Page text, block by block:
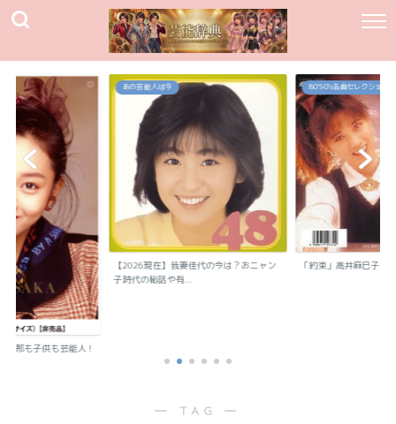
旦那も子供も芸能人！
あの芸能人は今
【2026現在】我妻佳代の今は？おニャン
子時代の秘話や有...
80`90's名曲セレクション
「約束」高井麻巳子
― TAG ―